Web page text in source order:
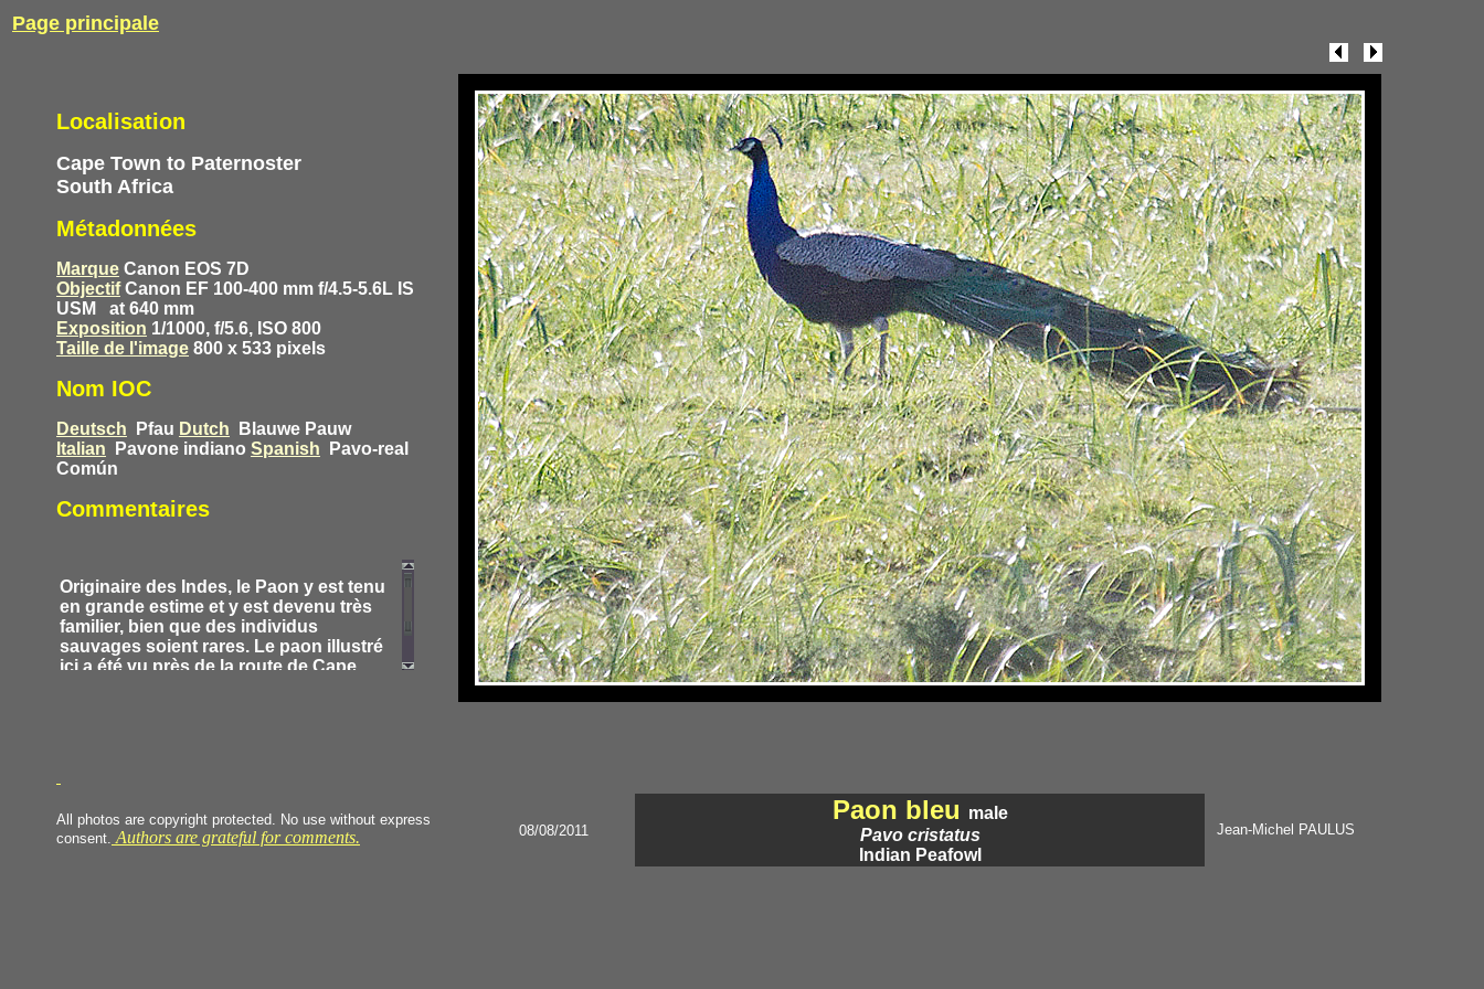
Page principale
Localisation
Cape Town to Paternoster
South Africa
Métadonnées
Marque Canon EOS 7D
ObjectifCanon EF 100-400 mm f/4.5-5.6L IS
USM
at 640 mm
Exposition 1/1000, f/5.6, ISO 800
Taille de l'image 800 x 533 pixels
Nom IOC
Deutsch Pfau Dutch
Blauwe Pauw
Italian
Pavone indiano Spanish
Pavo-real
Común
Commentaires
Originaire des Indes, le Paon y est tenu
en grande estime et y est devenu très
familier, bien que des individus
sauvages soient rares. Le paon illustré
ici a été vu près de la route de Cape
All photos are copyright protected. No use without express
consent. Authors are grateful for comments. 08/08/2011
Paon bleu male
Pavo cristatus
Indian Peafowl
Jean-Michel PAULUS